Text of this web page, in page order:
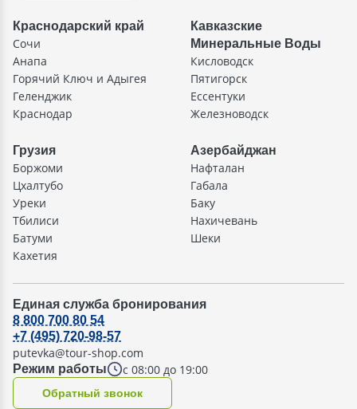
Краснодарский край
Сочи
Анапа
Горячий Ключ и Адыгея
Геленджик
Краснодар
Кавказские
Минеральные Воды
Кисловодск
Пятигорск
Ессентуки
Железноводск
Грузия
Боржоми
Цхалтубо
Уреки
Тбилиси
Батуми
Кахетия
Азербайджан
Нафталан
Габала
Баку
Нахичевань
Шеки
Единая служба бронирования
Режим работы с 08:00 до 19:00
8 800 700 80 54
+7 (495) 720-98-57
putevka@tour-shop.com
Oбратный звонок